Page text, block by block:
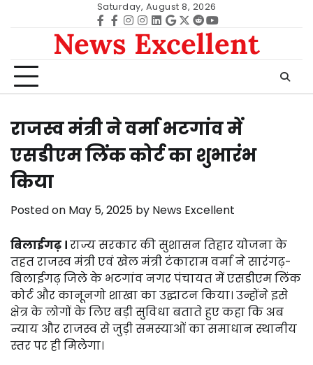
Saturday, August 8, 2026
Facebook
facebook
Instagram
instagram
Linkedin
google
Twitter
redditYoutube
News Excellent
राजस्व मंत्री ने वर्मा भटगांव में
एसडीएम लिंक कोर्ट का शुभारंभ
किया
Posted on May 5, 2025 by News Excellent
बिलाईगढ़ ।राज्य सरकार की सुशासन तिहार योजना के
तहत राजस्व मंत्री एवं खेल मंत्री टंकाराम वर्मा ने सारंगढ़-
बिलाईगढ़ जिले के भटगांव नगर पंचायत में एसडीएम लिंक
कोर्ट और कानूनगो शाखा का उद्घाटन किया। उन्होंने इसे
क्षेत्र के लोगों के लिए बड़ी सुविधा बताते हुए कहा कि अब
न्याय और राजस्व से जुड़ी समस्याओं का समाधान स्थानीय
स्तर पर ही मिलेगा।